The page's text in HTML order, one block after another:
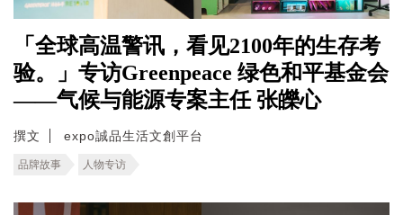
「全球高温警讯，看见2100年的生存考
验。」专访Greenpeace 绿色和平基金会
——气候与能源专案主任 张皪心
撰文 expo誠品生活文創平台
品牌故事 人物专访